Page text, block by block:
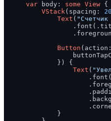
var body: some View {
VStack(spacing: 20
Text (
Button
            }) {
Text (
            }